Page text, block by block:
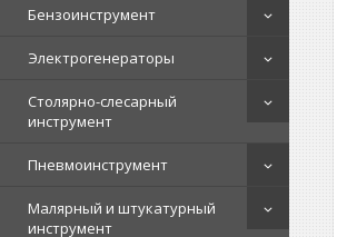
Бензоинструмент
Электрогенераторы
Столярно-слесарный
инструмент
Пневмоинструмент
Малярный и штукатурный
инструмент